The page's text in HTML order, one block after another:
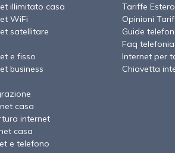
illimitato casa
WiFi
satellitare
e fisso
business
casa
internet
casa
e telefono
Tariffe Estero
Opinioni
Guide
Faq
Internet per
Chiavetta